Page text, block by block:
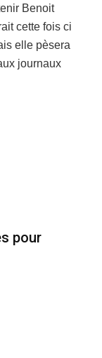
Benoit
cette fois ci
elle pèsera
journaux
pour